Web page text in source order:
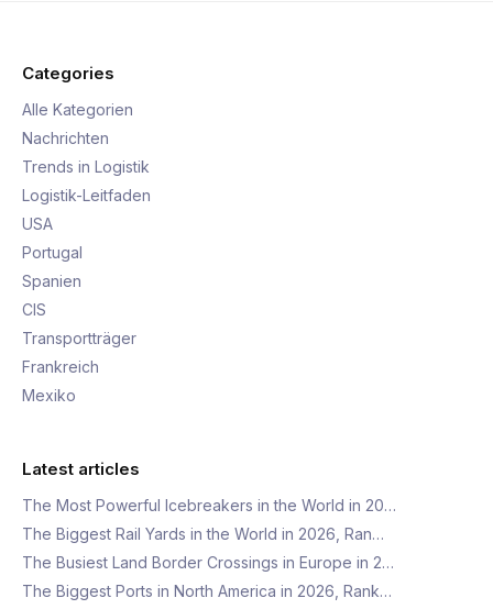
Categories
Alle Kategorien
Nachrichten
Trends in Logistik
Logistik-Leitfaden
USA
Portugal
Spanien
CIS
Transportträger
Frankreich
Mexiko
Latest articles
The Most Powerful Icebreakers in the World in 20…
The Biggest Rail Yards in the World in 2026, Ran…
The Busiest Land Border Crossings in Europe in 2…
The Biggest Ports in North America in 2026, Rank…